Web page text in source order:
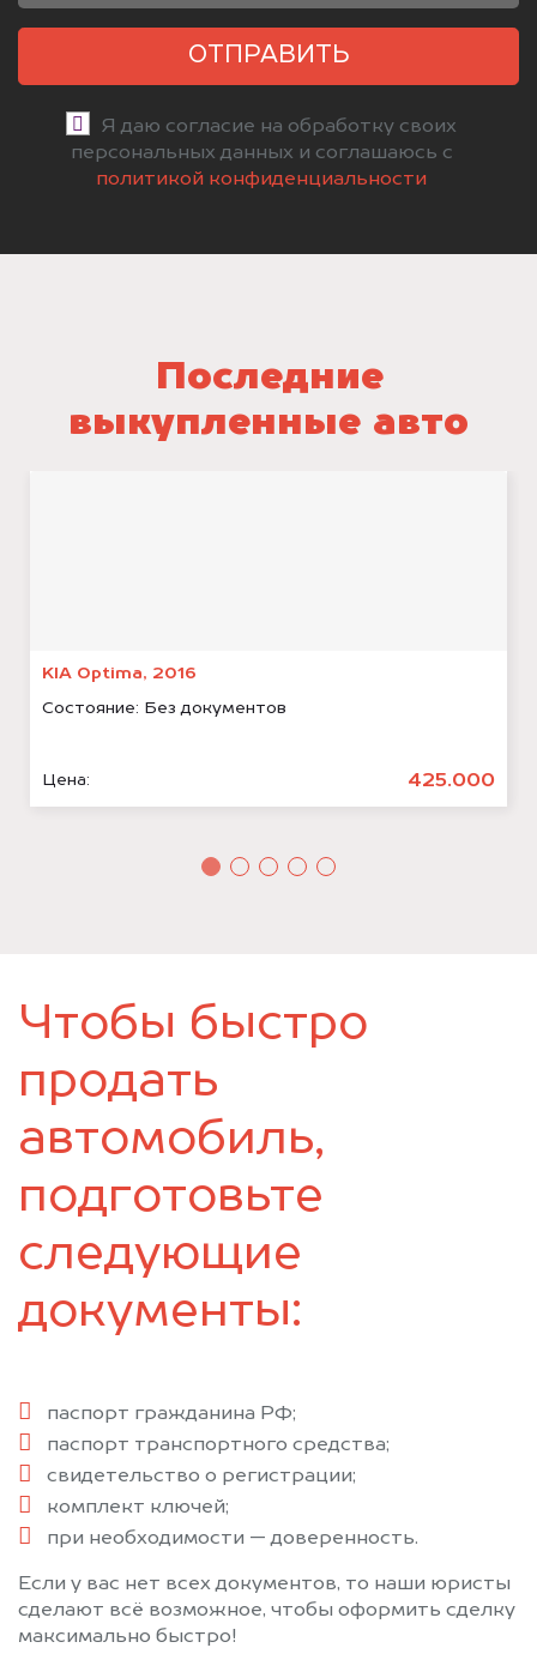
ОТПРАВИТЬ
Я даю согласие на обработку своих
персональных данных и соглашаюсь с
политикой конфиденциальности
Последние
выкупленные авто
KIA Optima, 2016
Состояние: Без документов
Цена: 425.000
Чтобы быстро
продать
автомобиль,
подготовьте
следующие
документы:
паспорт гражданина РФ;
паспорт транспортного средства;
свидетельство о регистрации;
комплект ключей;
при необходимости — доверенность.
Если у вас нет всех документов, то наши юристы
сделают всё возможное, чтобы оформить сделку
максимально быстро!